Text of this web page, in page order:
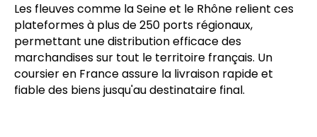
Les fleuves comme la Seine et le Rhône relient ces
plateformes à plus de 250 ports régionaux,
permettant une distribution efficace des
marchandises sur tout le territoire français. Un
coursier en France assure la livraison rapide et
fiable des biens jusqu'au destinataire final.